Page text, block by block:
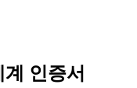
인증서